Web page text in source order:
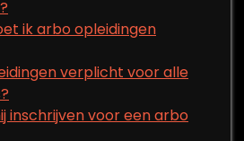
ik arbo opleidingen
verplicht voor alle
inschrijven voor een arbo